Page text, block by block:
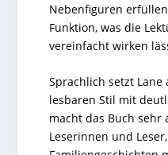
Nebenfiguren
Funktion, was die
vereinfacht wirken
Sprachlich setzt
lesbaren Stil mit
macht das Buch
Leserinnen und